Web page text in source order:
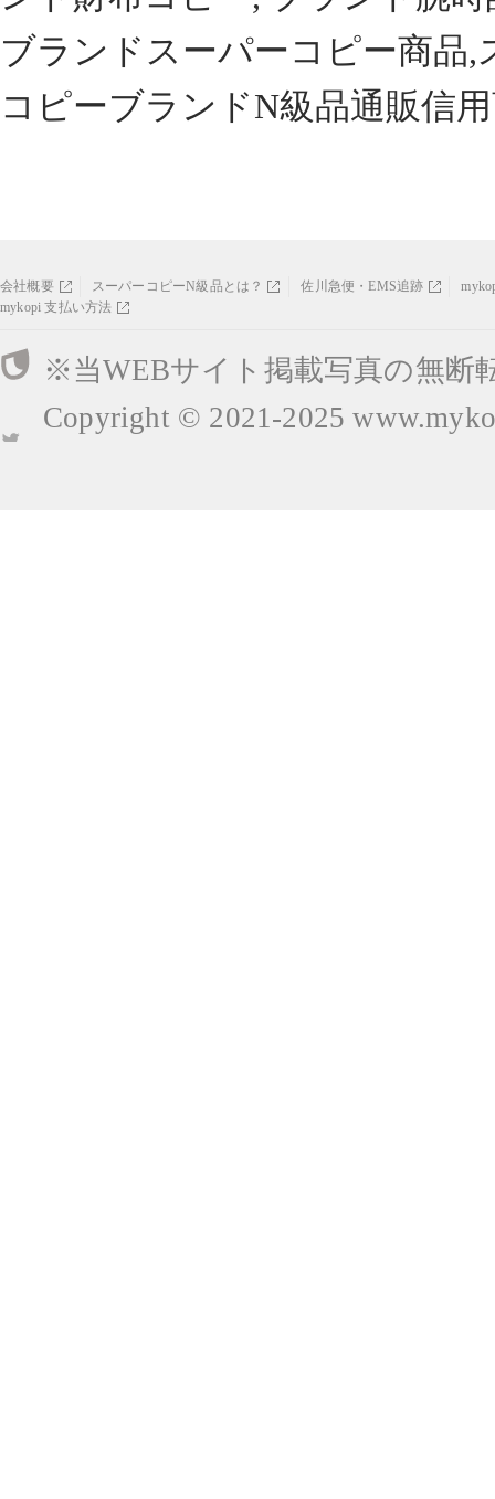
ブランドスーパーコピー商品
コピーブランドN級品通販信
会社概要 スーパーコピーN級品とは？ 佐川急便・EMS追跡
mykopi 支払い方法
※当WEBサイト掲載写真の無断
Copyright © 2021-2025